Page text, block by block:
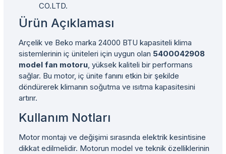
CO.LTD.
Ürün Açıklaması
Arçelik ve Beko marka 24000 BTU kapasiteli klima
sistemlerinin iç üniteleri için uygun olan 5400042908
model fan motoru, yüksek kaliteli bir performans
sağlar. Bu motor, iç ünite fanını etkin bir şekilde
döndürerek klimanın soğutma ve ısıtma kapasitesini
artırır.
Kullanım Notları
Motor montajı ve değişimi sırasında elektrik kesintisine
dikkat edilmelidir. Motorun model ve teknik özelliklerinin